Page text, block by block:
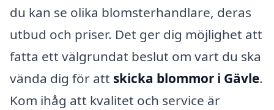
du kan se olika blomsterhandlare, deras
utbud och priser. Det ger dig möjlighet att
fatta ett välgrundat beslut om vart du ska
vända dig för att skicka blommor i Gävle.
Kom ihåg att kvalitet och service är